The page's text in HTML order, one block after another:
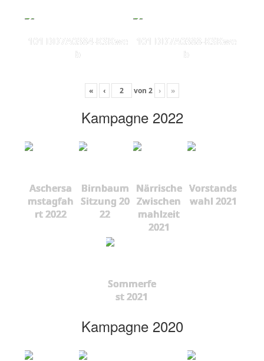
101 DD7A0384-KSKwe
b
101 DD7A0388-KSKwe
b
« ‹ von 2 › »
Kampagne 2022
Aschersa
mstagfah
rt 2022
Birnbaum
Sitzung 20
22
Närrische
Zwischen
mahlzeit
2021
Vorstands
wahl 2021
Sommerfe
st 2021
Kampagne 2020